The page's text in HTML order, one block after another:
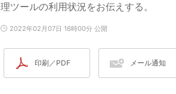
理ツールの利用状況をお伝えする。
2022年02月07日 16時00分 公開
印刷／PDF メール通知